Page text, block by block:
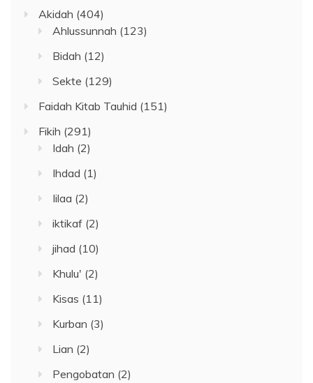
Akidah (404)
Ahlussunnah (123)
Bidah (12)
Sekte (129)
Faidah Kitab Tauhid (151)
Fikih (291)
Idah (2)
Ihdad (1)
Iilaa (2)
iktikaf (2)
jihad (10)
Khulu' (2)
Kisas (11)
Kurban (3)
Lian (2)
Pengobatan (2)